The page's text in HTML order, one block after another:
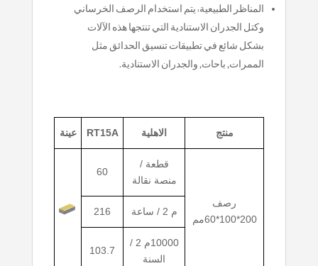
المناظر الطبيعية: يتم استخدام الرصف الخرساني
وكتل الجدران الاستنادية التي تنتجها هذه الآلات
بشكل شائع في تطبيقات تنسيق الحدائق مثل
الممرات, باحات, والجدران الاستنادية.
منتج الاهلية RT15A عينة
رصف
200*100*60مم
قطعة /
منصة نقالة
60
م 2 / ساعة 216
10000م 2 /
السنة
103.7